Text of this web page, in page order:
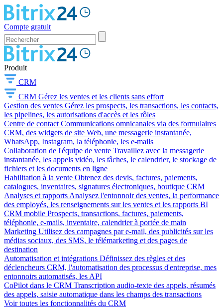
Compte gratuit
Produit
CRM
CRM Gérez les ventes et les clients sans effort
Gestion des ventes Gérez les prospects, les transactions, les contacts,
les pipelines, les autorisations d'accès et les rôles
Centre de contact Communications omnicanales via des formulaires
CRM, des widgets de site Web, une messagerie instantanée,
WhatsApp, Instagram, la téléphonie, les e-mails
Collaboration de l'équipe de vente Travaillez avec la messagerie
instantanée, les appels vidéo, les tâches, le calendrier, le stockage de
fichiers et les documents en ligne
Habilitation à la vente Obtenez des devis, factures, paiements,
catalogues, inventaires, signatures électroniques, boutique CRM
Analyses et rapports Analysez l'entonnoir des ventes, la performance
des employés, les renseignements sur les ventes et les rapports BI
CRM mobile Prospects, transactions, factures, paiements,
téléphonie, e-mails, inventaire, calendrier à portée de main
Marketing Utilisez des campagnes par e-mail, des publicités sur les
médias sociaux, des SMS, le télémarketing et des pages de
destination
Automatisation et intégrations Définissez des règles et des
déclencheurs CRM, l'automatisation des processus d'entreprise, mes
entonnoirs automatisés, les API
CoPilot dans le CRM Transcription audio-texte des appels, résumés
des appels, saisie automatique dans les champs des transactions
Voir toutes les fonctionnalités du CRM